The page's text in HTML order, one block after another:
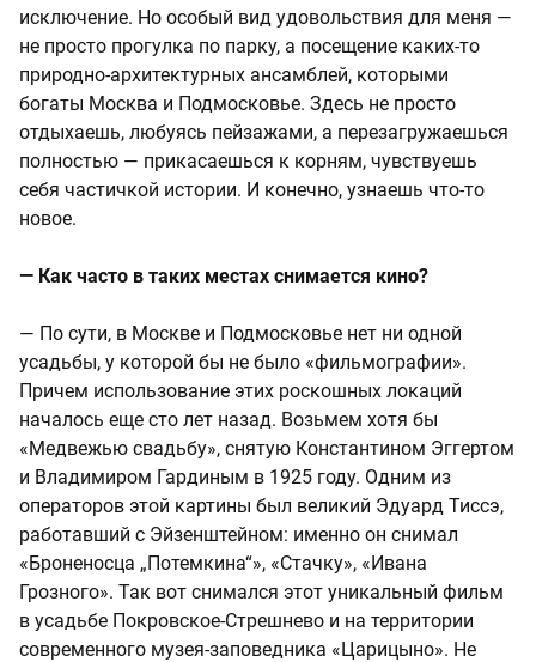
исключение. Но особый вид удовольствия для меня —
не просто прогулка по парку, а посещение каких-то
природно-архитектурных ансамблей, которыми
богаты Москва и Подмосковье. Здесь не просто
отдыхаешь, любуясь пейзажами, а перезагружаешься
полностью — прикасаешься к корням, чувствуешь
себя частичкой истории. И конечно, узнаешь что-то
новое.
— Как часто в таких местах снимается кино?
— По сути, в Москве и Подмосковье нет ни одной
усадьбы, у которой бы не было «фильмографии».
Причем использование этих роскошных локаций
началось еще сто лет назад. Возьмем хотя бы
«Медвежью свадьбу», снятую Константином Эггертом
и Владимиром Гардиным в 1925 году. Одним из
операторов этой картины был великий Эдуард Тиссэ,
работавший с Эйзенштейном: именно он снимал
«Броненосца „Потемкина“», «Стачку», «Ивана
Грозного». Так вот снимался этот уникальный фильм
в усадьбе Покровское-Стрешнево и на территории
современного музея-заповедника «Царицыно». Не